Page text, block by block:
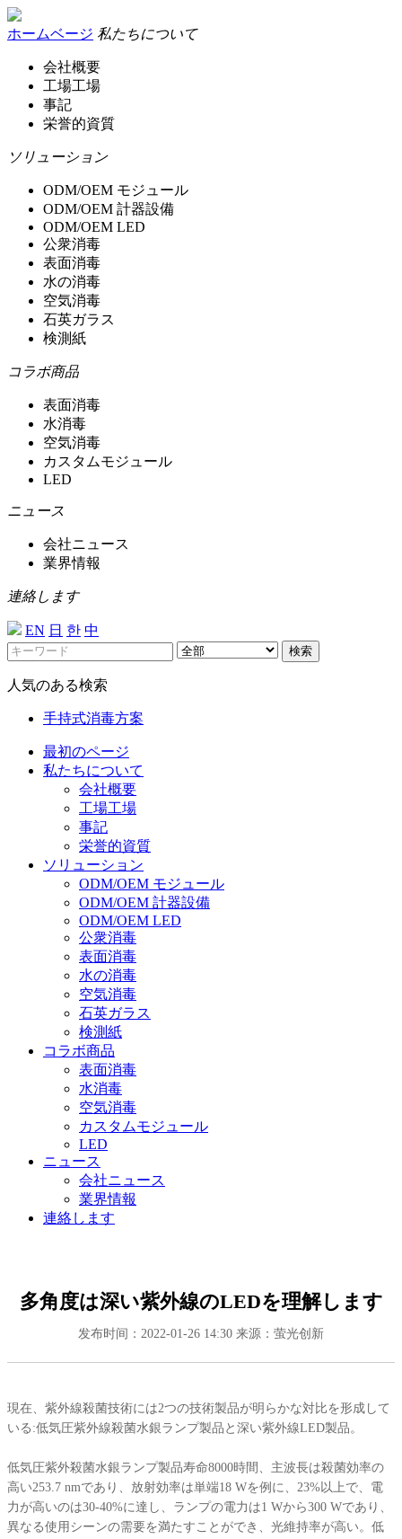
ホームベージ 私たちについて
会社概要
工場工場
事記
栄誉的資質
ソリューション
ODM/OEM モジュール
ODM/OEM 計器設備
ODM/OEM LED
公衆消毒
表面消毒
水の消毒
空気消毒
石英ガラス
検測紙
コラボ商品
表面消毒
水消毒
空気消毒
カスタムモジュール
LED
ニュース
会社ニュース
業界情報
連絡します
EN 日 한 中
検索
人気のある検索
手持式消毒方案
最初のページ
私たちについて
会社概要
工場工場
事記
栄誉的資質
ソリューション
ODM/OEM モジュール
ODM/OEM 計器設備
ODM/OEM LED
公衆消毒
表面消毒
水の消毒
空気消毒
石英ガラス
検測紙
コラボ商品
表面消毒
水消毒
空気消毒
カスタムモジュール
LED
ニュース
会社ニュース
業界情報
連絡します
多角度は深い紫外線のLEDを理解します
发布时间：2022-01-26 14:30 来源：萤光创新
現在、紫外線殺菌技術には2つの技術製品が明らかな対比を形成して
いる:低気圧紫外線殺菌水銀ランプ製品と深い紫外線LED製品。
低気圧紫外殺菌水銀ランプ製品寿命8000時間、主波長は殺菌効率の
高い253.7 nmであり、放射効率は単端18 Wを例に、23%以上で、電
力が高いのは30-40%に達し、ランプの電力は1 Wから300 Wであり、
異なる使用シーンの需要を満たすことができ、光維持率が高い。低